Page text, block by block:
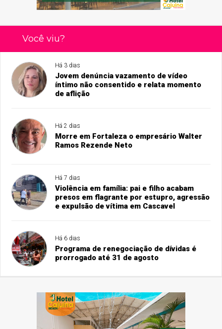
Você viu?
Há 3 dias
Jovem denúncia vazamento de vídeo
íntimo não consentido e relata momento
de aflição
Há 2 dias
Morre em Fortaleza o empresário Walter
Ramos Rezende Neto
Há 7 dias
Violência em família: pai e filho acabam
presos em flagrante por estupro, agressão
e expulsão de vítima em Cascavel
Há 6 dias
Programa de renegociação de dívidas é
prorrogado até 31 de agosto